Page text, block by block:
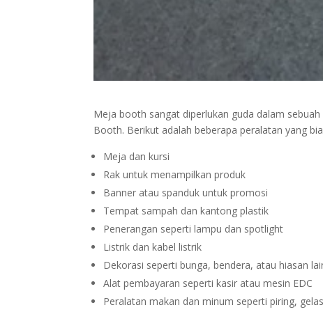
Meja booth sangat diperlukan guda dalam
Booth. Berikut adalah beberapa peralatan yang
Meja dan kursi
Rak untuk menampilkan produk
Banner atau spanduk untuk promosi
Tempat sampah dan kantong plastik
Penerangan seperti lampu dan spotlight
Listrik dan kabel listrik
Dekorasi seperti bunga, bendera, atau hiasan
Alat pembayaran seperti kasir atau mesin EDC
Peralatan makan dan minum seperti piring,